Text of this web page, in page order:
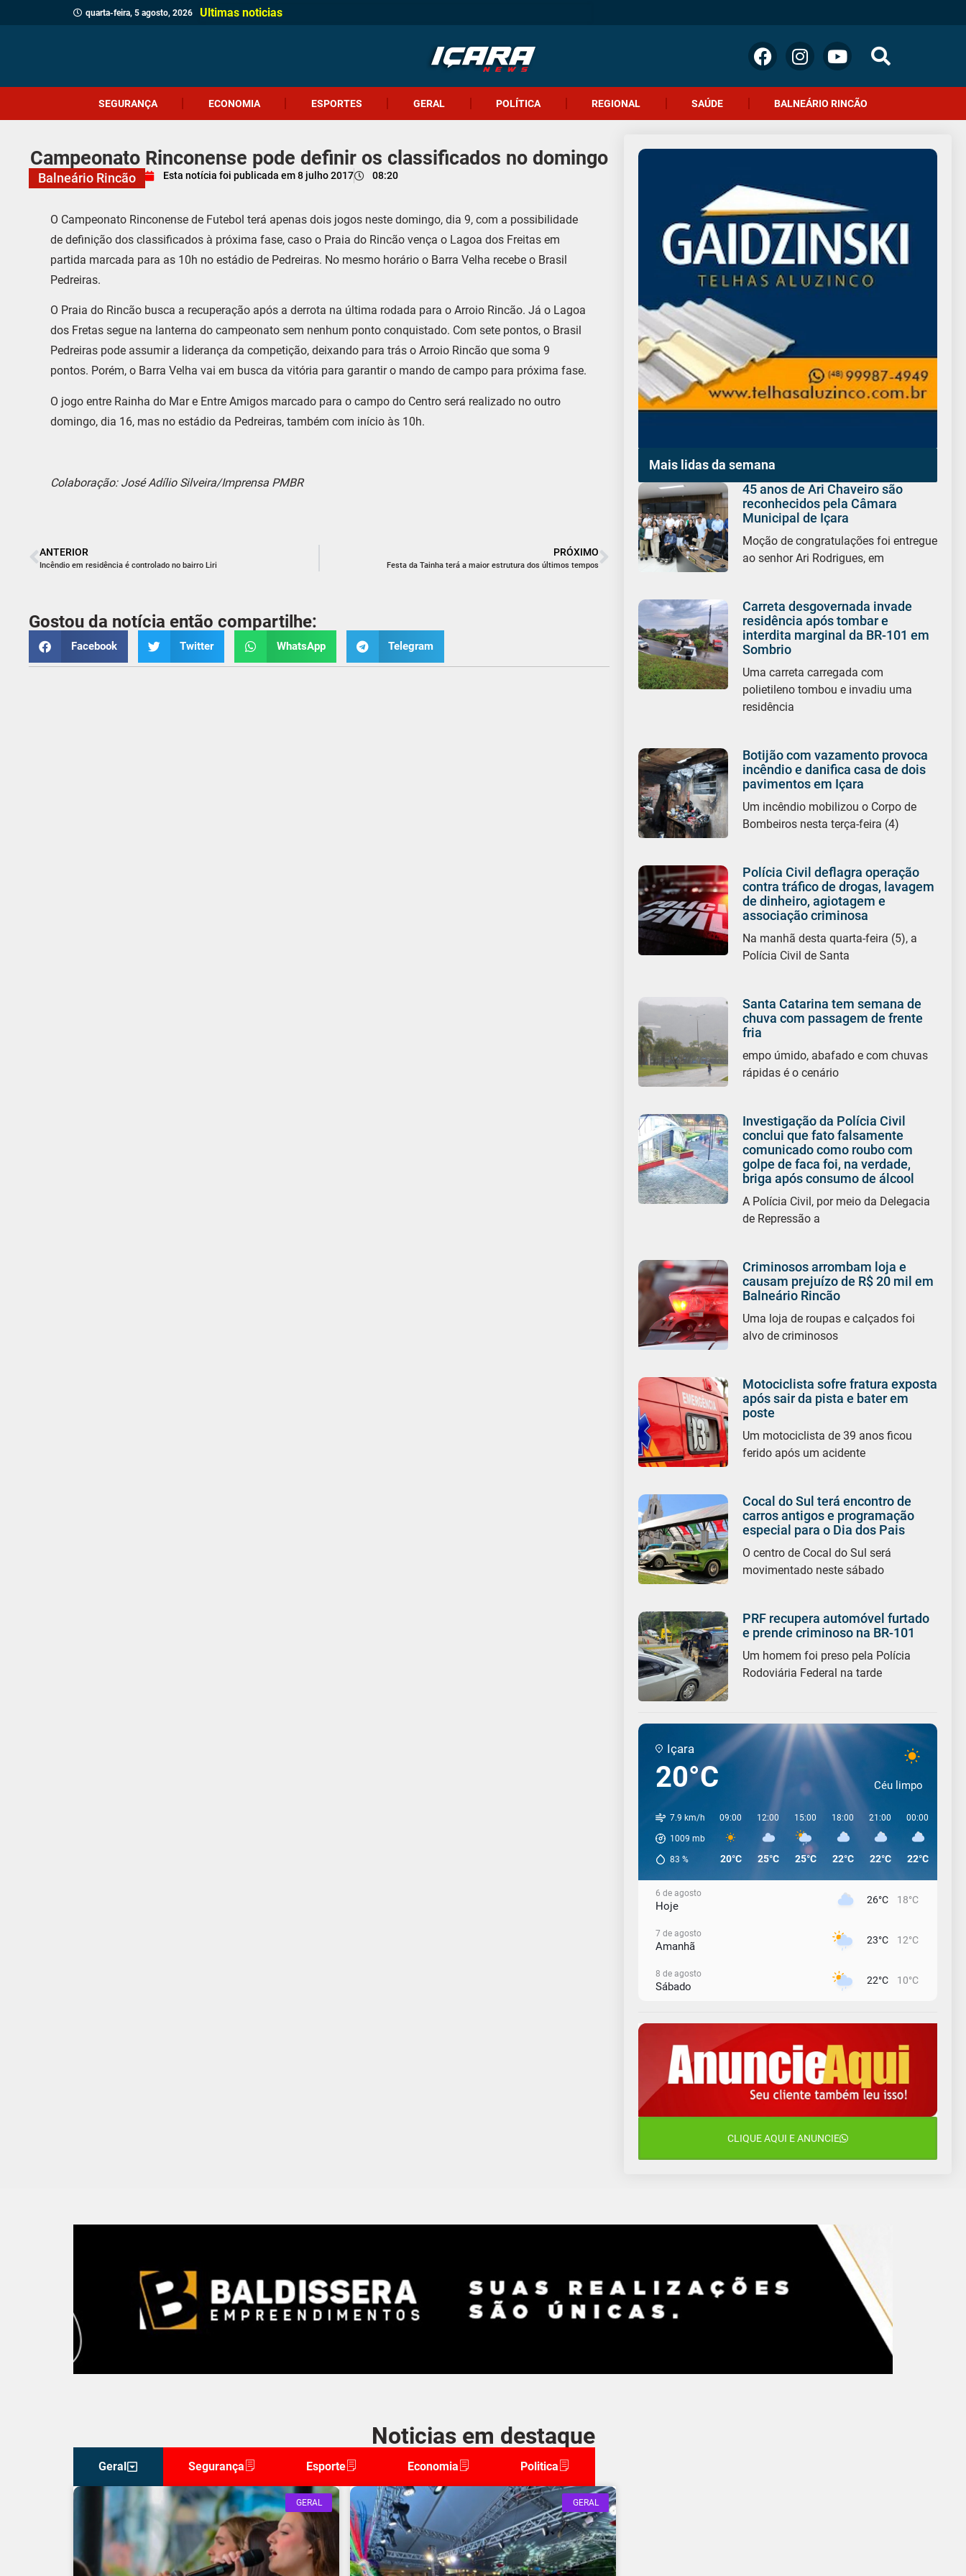
quarta-feira, 5 agosto, 2026 Ultimas noticias
SEGURANÇA ECONOMIA ESPORTES GERAL POLÍTICA REGIONAL SAÚDE BALNEÁRIO RINCÃO
Campeonato Rinconense pode definir os classificados no domingo
Balneário Rincão Esta notícia foi publicada em 8 julho 2017 08:20
O Campeonato Rinconense de Futebol terá apenas dois jogos neste domingo, dia 9, com a possibilidade
de definição dos classificados à próxima fase, caso o Praia do Rincão vença o Lagoa dos Freitas em
partida marcada para as 10h no estádio de Pedreiras. No mesmo horário o Barra Velha recebe o Brasil
Pedreiras.
O Praia do Rincão busca a recuperação após a derrota na última rodada para o Arroio Rincão. Já o Lagoa
dos Fretas segue na lanterna do campeonato sem nenhum ponto conquistado. Com sete pontos, o Brasil
Pedreiras pode assumir a liderança da competição, deixando para trás o Arroio Rincão que soma 9
pontos. Porém, o Barra Velha vai em busca da vitória para garantir o mando de campo para próxima fase.
O jogo entre Rainha do Mar e Entre Amigos marcado para o campo do Centro será realizado no outro
domingo, dia 16, mas no estádio da Pedreiras, também com início às 10h.
Colaboração: José Adílio Silveira/Imprensa PMBR
ANTERIOR
Incêndio em residência é controlado no bairro Liri
PRÓXIMO
Festa da Tainha terá a maior estrutura dos últimos tempos
Gostou da notícia então compartilhe:
Facebook Twitter WhatsApp Telegram
Mais lidas da semana
45 anos de Ari Chaveiro são
reconhecidos pela Câmara
Municipal de Içara
Moção de congratulações foi entregue
ao senhor Ari Rodrigues, em
Carreta desgovernada invade
residência após tombar e
interdita marginal da BR-101 em
Sombrio
Uma carreta carregada com
polietileno tombou e invadiu uma
residência
Botijão com vazamento provoca
incêndio e danifica casa de dois
pavimentos em Içara
Um incêndio mobilizou o Corpo de
Bombeiros nesta terça-feira (4)
Polícia Civil deflagra operação
contra tráfico de drogas, lavagem
de dinheiro, agiotagem e
associação criminosa
Na manhã desta quarta-feira (5), a
Polícia Civil de Santa
Santa Catarina tem semana de
chuva com passagem de frente
fria
empo úmido, abafado e com chuvas
rápidas é o cenário
Investigação da Polícia Civil
conclui que fato falsamente
comunicado como roubo com
golpe de faca foi, na verdade,
briga após consumo de álcool
A Polícia Civil, por meio da Delegacia
de Repressão a
Criminosos arrombam loja e
causam prejuízo de R$ 20 mil em
Balneário Rincão
Uma loja de roupas e calçados foi
alvo de criminosos
Motociclista sofre fratura exposta
após sair da pista e bater em
poste
Um motociclista de 39 anos ficou
ferido após um acidente
Cocal do Sul terá encontro de
carros antigos e programação
especial para o Dia dos Pais
O centro de Cocal do Sul será
movimentado neste sábado
PRF recupera automóvel furtado
e prende criminoso na BR-101
Um homem foi preso pela Polícia
Rodoviária Federal na tarde
Içara
20°C Céu limpo
7.9 km/h
1009 mb
83 %
09:00
20°C
12:00
25°C
15:00
25°C
18:00
22°C
21:00
22°C
00:00
22°C
6 de agosto
Hoje 26°C 18°C
7 de agosto
Amanhã 23°C 12°C
8 de agosto
Sábado 22°C 10°C
Domingo 16°C 12°C
10 de agosto
Segunda-Feira
11 de agosto
15°C 8°C
CLIQUE AQUI E ANUNCIE
Noticias em destaque
Geral Segurança Esporte Economia Politica
GERAL GERAL